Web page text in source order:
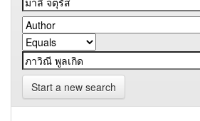
Start a new search